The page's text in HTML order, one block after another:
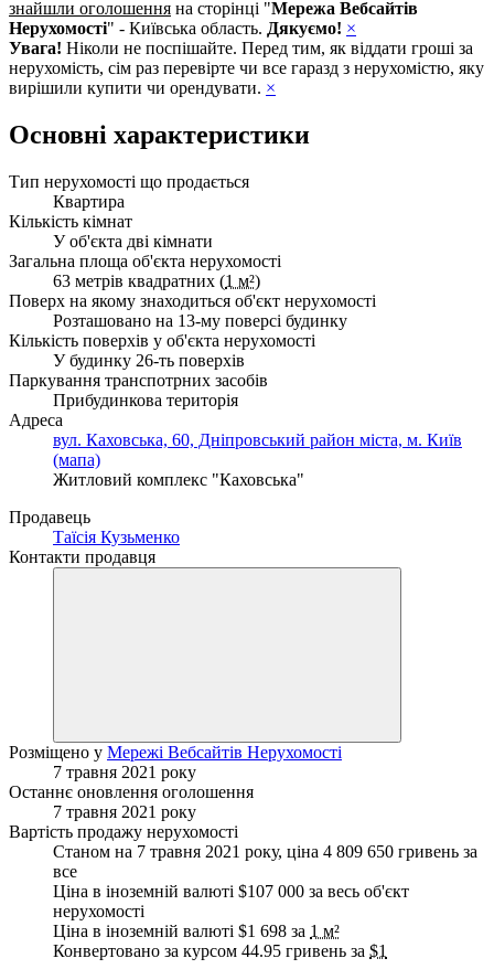
знайшли оголошення на сторінці "Мережа Вебсайтів
Нерухомості" - Київська область. Дякуємо! ×
Увага! Ніколи не поспішайте. Перед тим, як віддати гроші за
нерухомість, сім раз перевірте чи все гаразд з нерухомістю, яку
вирішили купити чи орендувати. ×
Основні характеристики
Тип нерухомості що продається
Квартира
Кількість кімнат
У об'єкта дві кімнати
Загальна площа об'єкта нерухомості
63 метрів квадратних (1 м²)
Поверх на якому знаходиться об'єкт нерухомості
Розташовано на 13-му поверсі будинку
Кількість поверхів у об'єкта нерухомості
У будинку 26-ть поверхів
Паркування транспотрних засобів
Прибудинкова територія
Адреса
вул. Каховська, 60, Дніпровський район міста, м. Київ
(мапа)
Житловий комплекс "Каховська"
Продавець
Таїсія Кузьменко
Контакти продавця
Розміщено у Мережі Вебсайтів Нерухомості
7 травня 2021 року
Останнє оновлення оголошення
7 травня 2021 року
Вартість продажу нерухомості
Станом на 7 травня 2021 року, ціна 4 809 650 гривень за
все
Ціна в іноземній валюті $107 000 за весь об'єкт
нерухомості
Ціна в іноземній валюті $1 698 за 1 м²
Конвертовано за курсом 44.95 гривень за $1